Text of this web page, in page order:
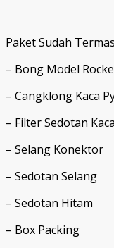
Paket Sudah
– Bong Model
– Cangklong Kaca
– Filter Sedotan Kaca
– Selang Konektor
– Sedotan Selang
– Sedotan Hitam
– Box Packing